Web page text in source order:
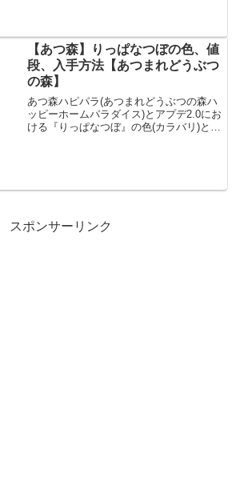
【あつ森】りっぱなつぼの色、値
段、入手方法【あつまれどうぶつ
の森】
あつ森ハピパラ(あつまれどうぶつの森ハ
ッピーホームパラダイス)とアプデ2.0にお
ける『りっぱなつぼ』の色(カラバリ)とリ
スポンサーリンク